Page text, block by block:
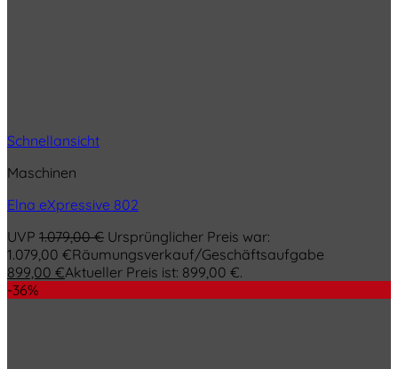
Schnellansicht
Maschinen
Elna eXpressive 802
UVP 1.079,00€ Ursprünglicher Preis war:
1.079,00 €Räumungsverkauf/Geschäftsaufgabe
899,00 €Aktueller Preis ist: 899,00 €.
-36%